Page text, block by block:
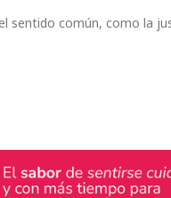
sentido común, como la